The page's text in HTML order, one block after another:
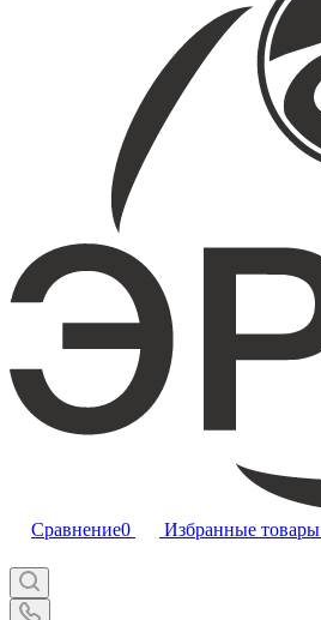
Сравнение0 Избранные товары